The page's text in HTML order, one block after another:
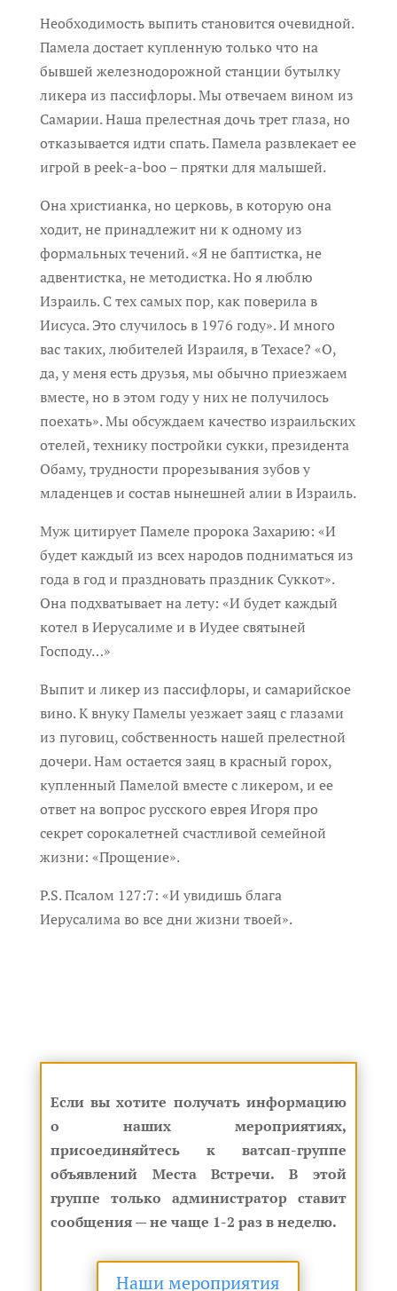
Необходимость выпить становится очевидной.
Памела достает купленную только что на
бывшей железнодорожной станции бутылку
ликера из пассифлоры. Мы отвечаем вином из
Самарии. Наша прелестная дочь трет глаза, но
отказывается идти спать. Памела развлекает ее
игрой в peek-a-boo – прятки для малышей.
Она христианка, но церковь, в которую она
ходит, не принадлежит ни к одному из
формальных течений. «Я не баптистка, не
адвентистка, не методистка. Но я люблю
Израиль. С тех самых пор, как поверила в
Иисуса. Это случилось в 1976 году». И много
вас таких, любителей Израиля, в Техасе? «О,
да, у меня есть друзья, мы обычно приезжаем
вместе, но в этом году у них не получилось
поехать». Мы обсуждаем качество израильских
отелей, технику постройки сукки, президента
Обаму, трудности прорезывания зубов у
младенцев и состав нынешней алии в Израиль.
Муж цитирует Памеле пророка Захарию: «И
будет каждый из всех народов подниматься из
года в год и праздновать праздник Суккот».
Она подхватывает на лету: «И будет каждый
котел в Иерусалиме и в Иудее святыней
Господу…»
Выпит и ликер из пассифлоры, и самарийское
вино. К внуку Памелы уезжает заяц с глазами
из пуговиц, собственность нашей прелестной
дочери. Нам остается заяц в красный горох,
купленный Памелой вместе с ликером, и ее
ответ на вопрос русского еврея Игоря про
секрет сорокалетней счастливой семейной
жизни: «Прощение».
P.S. Псалом 127:7: «И увидишь блага
Иерусалима во все дни жизни твоей».
Если вы хотите получать информацию
о наших мероприятиях,
присоединяйтесь к ватсап-группе
объявлений Места Встречи. В этой
группе только администратор ставит
сообщения — не чаще 1-2 раз в неделю.
Наши мероприятия